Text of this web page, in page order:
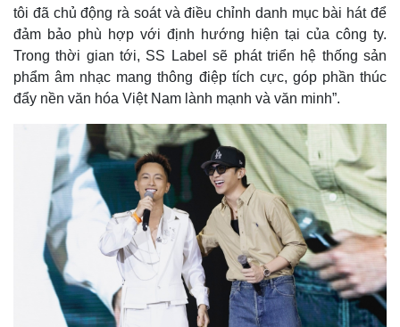
Thế giới
Quan sát
Cuộc sống đó đây
Hồ sơ
Multimedia
Video
Ảnh
E-Magazine
Infographic
tôi đã chủ động rà soát và điều chỉnh danh mục bài hát để
đảm bảo phù hợp với định hướng hiện tại của công ty.
Trong thời gian tới, SS Label sẽ phát triển hệ thống sản
phẩm âm nhạc mang thông điệp tích cực, góp phần thúc
đẩy nền văn hóa Việt Nam lành mạnh và văn minh”.